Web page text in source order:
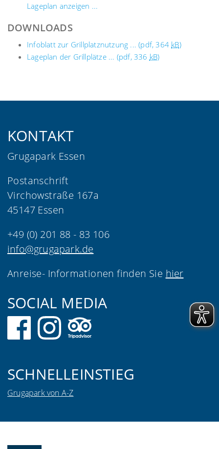
Lageplan anzeigen ...
DOWNLOADS
Infoblatt zur Grillplatznutzung ... (pdf, 364 kB)
Lageplan der Grillplätze ... (pdf, 336 kB)
KONTAKT
Grugapark Essen
Postanschrift
Virchowstraße 167a
45147 Essen
+49 (0) 201 88 - 83 106
info@grugapark.de
Anreise- Informationen finden Sie hier
SOCIAL MEDIA
SCHNELLEINSTIEG
Grugapark von A-Z